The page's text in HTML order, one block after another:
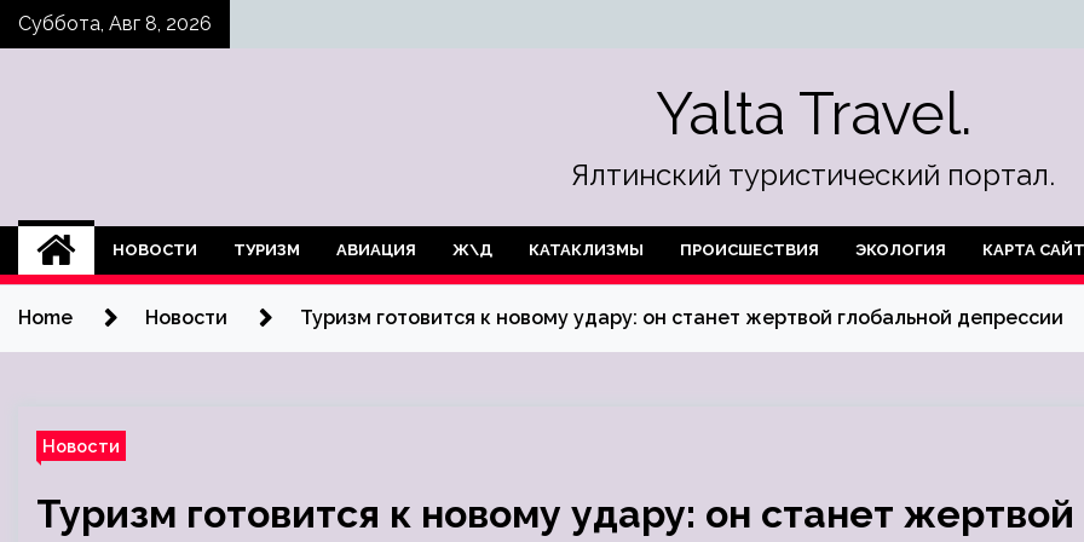
SkipСуббота, Авг 8, 2026
Yalta Travel.
Ялтинский туристический портал.
НОВОСТИ ТУРИЗМ АВИАЦИЯ Ж\Д КАТАКЛИЗМЫ ПРОИСШЕСТВИЯ ЭКОЛОГИЯ КАРТА
Home Новости Туризм готовится к новому удару: он станет жертвой глобальной депрессии
Новости
Туризм готовится к новому удару: он станет жертвой